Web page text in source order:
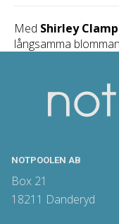
Med Shirley Clamp
långsamma
NOTPOOLEN AB
Box 21
18211 Danderyd